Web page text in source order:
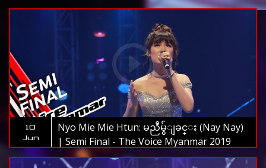
10
Jun
Nyo Mie Mie Htun: မညီမွ်ျခင္း (Nay Nay)
| Semi Final - The Voice Myanmar 2019